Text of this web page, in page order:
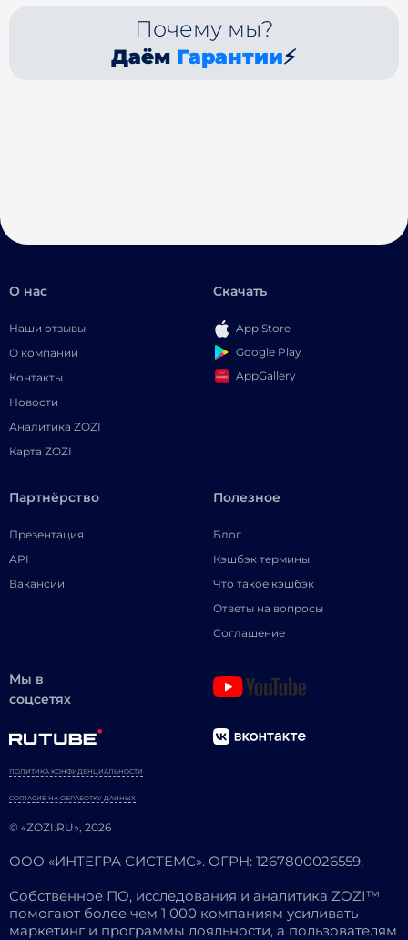
Почему мы?
Даём Гарантии⚡
О нас
Наши отзывы
О компании
Контакты
Новости
Аналитика ZOZI
Карта ZOZI
Скачать
App Store
Google Play
AppGallery
Партнёрство
Презентация
API
Вакансии
Полезное
Блог
Кэшбэк термины
Что такое кэшбэк
Ответы на вопросы
Соглашение
Мы в
соцсетях
© «ZOZI.RU», 2026
ПОЛИТИКА КОНФИДЕНЦИАЛЬНОСТИ
СОГЛАСИЕ НА ОБРАБОТКУ ДАННЫХ
ООО «ИНТЕГРА СИСТЕМС». ОГРН: 1267800026559.
Собственное ПО, исследования и аналитика ZOZI™
помогают более чем 1 000 компаниям усиливать
маркетинг и программы лояльности, а пользователям